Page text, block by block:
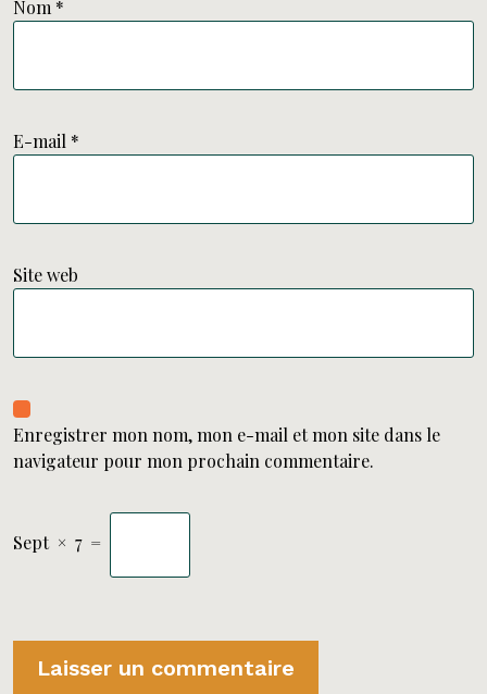
Nom *
E-mail *
Site web
Enregistrer mon nom, mon e-mail et mon site dans le
navigateur pour mon prochain commentaire.
Sept × 7 =